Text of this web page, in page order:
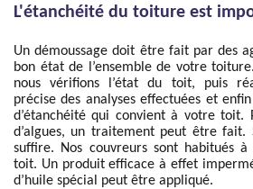
L'étanchéité du toiture est
Un démoussage doit être fait par des
bon état de l’ensemble de votre
nous vérifions l’état du toit, puis
précise des analyses effectuées et
d’étanchéité qui convient à votre
d’algues, un traitement peut être fait.
suffire. Nos couvreurs sont habitués
toit. Un produit efficace à effet
d’huile spécial peut être appliqué.